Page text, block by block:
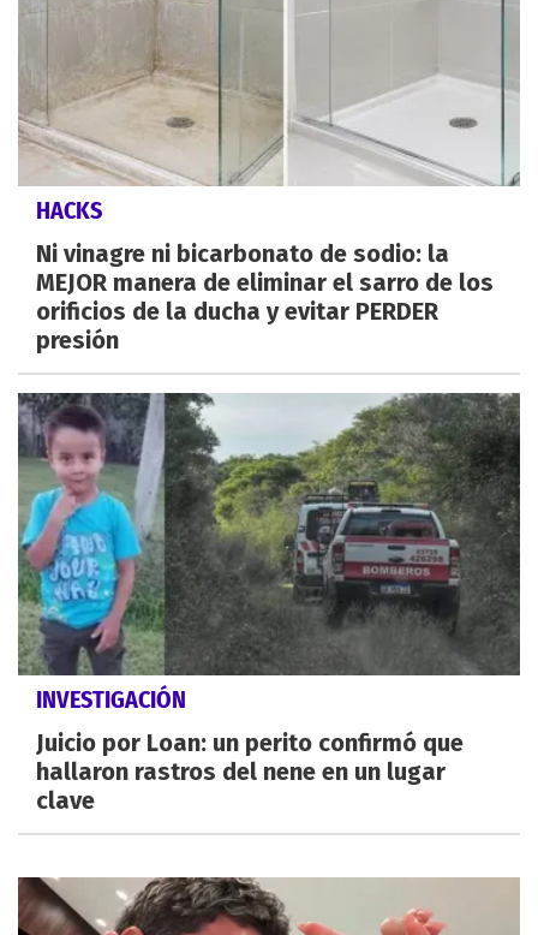
HACKS
Ni vinagre ni bicarbonato de sodio: la
MEJOR manera de eliminar el sarro de los
orificios de la ducha y evitar PERDER
presión
INVESTIGACIÓN
Juicio por Loan: un perito confirmó que
hallaron rastros del nene en un lugar
clave